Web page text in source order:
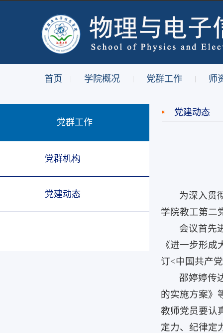
首页 | 学院概况 | 党群工作 | 师
党群工作
党群机构
党建动态
党建动态
为深入贯
学院教工第二
会议首先
《进一步形
订<中国共产
邵婷婷传
的实施方案》
教师党员要认
定力、纪律定